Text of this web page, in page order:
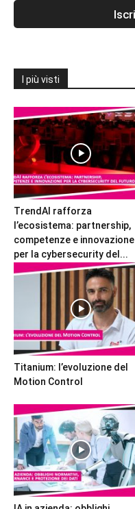
I più visti
TrendAI rafforza
l’ecosistema: partnership,
competenze e innovazione
per la cybersecurity del...
Titanium: l’evoluzione del
Motion Control